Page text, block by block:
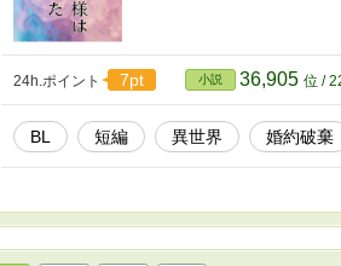
24h.ポイント 7pt 小説 36,905 位 /
BL 短編 異世界 婚約破棄